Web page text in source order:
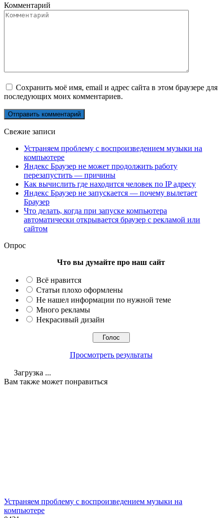
Комментарий
Сохранить моё имя, email и адрес сайта в этом браузере для
последующих моих комментариев.
Свежие записи
Устраняем проблему с воспроизведением музыки на
компьютере
Яндекс Браузер не может продолжить работу
перезапустить — причины
Как вычислить где находится человек по IP адресу
Яндекс Браузер не запускается — почему вылетает
Браузер
Что делать, когда при запуске компьютера
автоматически открывается браузер с рекламой или
сайтом
Опрос
Что вы думайте про наш сайт
Всё нравится
Статьи плохо оформлены
Не нашел информации по нужной теме
Много рекламы
Некрасивый дизайн
Просмотреть результаты
Загрузка ...
Вам также может понравиться
Устраняем проблему с воспроизведением музыки на
компьютере